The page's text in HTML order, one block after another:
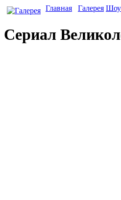
Главная Галерея
Сериал